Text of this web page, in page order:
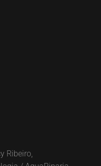
Ribeiro,